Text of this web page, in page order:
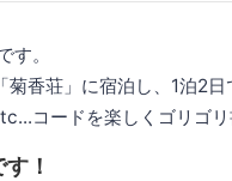
。
香荘」に宿泊し、1泊2日
コードを楽しくゴリゴリ
！